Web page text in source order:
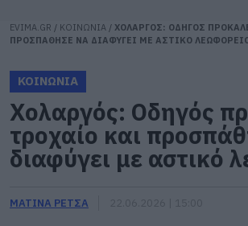
EVIMA.GR / ΚΟΙΝΩΝΙΑ / ΧΟΛΑΡΓΟΣ: ΟΔΗΓΟΣ
ΠΡΟΣΠΑΘΗΣΕ ΝΑ ΔΙΑΦΥΓΕΙ ΜΕ ΑΣΤΙΚΟ
ΚΟΙΝΩΝΙΑ
Χολαργός: Οδηγός
τροχαίο και
διαφύγει με αστικό
ΜΑΤΙΝΑ ΡΕΤΣΑ